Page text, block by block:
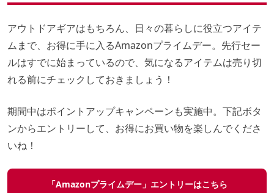
アウトドアギアはもちろん、日々の暮らしに役立つアイテ
ムまで、お得に手に入るAmazonプライムデー。先行セー
ルはすでに始まっているので、気になるアイテムは売り切
れる前にチェックしておきましょう！
期間中はポイントアップキャンペーンも実施中。下記ボタ
ンからエントリーして、お得にお買い物を楽しんでくださ
いね！
「Amazonプライムデー」エントリーはこちら